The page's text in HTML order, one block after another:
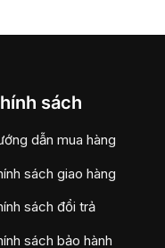
sách
dẫn mua hàng
sách giao hàng
sách đổi trả
sách bảo hành